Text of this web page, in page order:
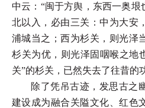
中云： “闽于方舆，东西一奥
北以入，必由三关：中为大安
浦城当之；西为杉关，则光泽
杉关为优，则光泽固咽喉之地
关”的杉关，已然失去了往昔的
除了凭吊古迹，发思古之
建设成为融合关隘文化、红色